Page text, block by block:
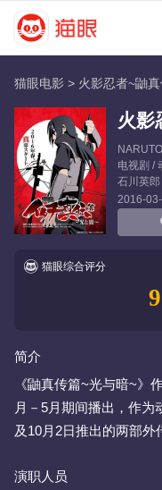
猫眼电影 > 火影忍者~鼬
火影
电视剧 /
石川英郎
2016-
猫眼综合评分
简介
《鼬真传篇~光与暗~》
月－5月期间播出，作为
及10月2日推出的两部
历。而篇章开头与结尾
演职人员